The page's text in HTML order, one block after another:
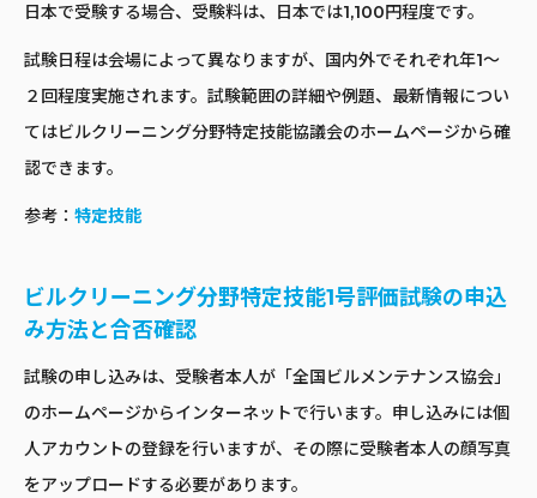
日本で受験する場合、受験料は、日本では1,100円程度です。
試験日程は会場によって異なりますが、国内外でそれぞれ年1〜
２回程度実施されます。試験範囲の詳細や例題、最新情報につい
てはビルクリーニング分野特定技能協議会のホームページから確
認できます。
参考： 特定技能
ビルクリーニング分野特定技能1号評価試験の申込
み方法と合否確認
試験の申し込みは、受験者本人が「全国ビルメンテナンス協会」
のホームページからインターネットで行います。申し込みには個
人アカウントの登録を行いますが、その際に受験者本人の顔写真
をアップロードする必要があります。